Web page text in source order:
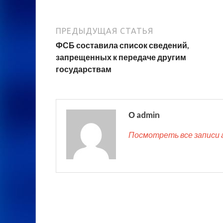
ПРЕДЫДУЩАЯ СТАТЬЯ
ФСБ составила список сведений,
запрещенных к передаче другим
государствам
О admin
Посмотреть все записи